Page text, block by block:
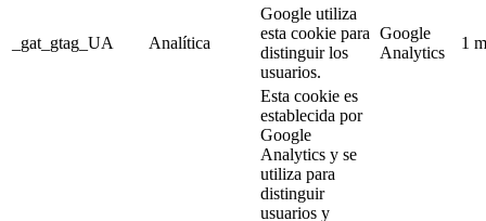
_gat_gtag_UA Analítica
Google utiliza
esta cookie para
distinguir los
usuarios.
Google
Analytics
1
Esta cookie es
establecida por
Google
Analytics y se
utiliza para
distinguir
usuarios y